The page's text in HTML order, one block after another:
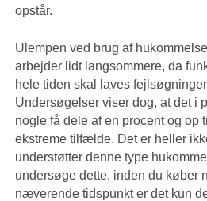
opstår.
Ulempen ved brug af
arbejder lidt langsommere, da
hele tiden skal laves
Undersøgelser viser dog, at det i
nogle få dele af en procent og op
ekstreme tilfælde. Det er heller
understøtter denne type
undersøge dette, inden du køber
næverende tidspunkt er det kun